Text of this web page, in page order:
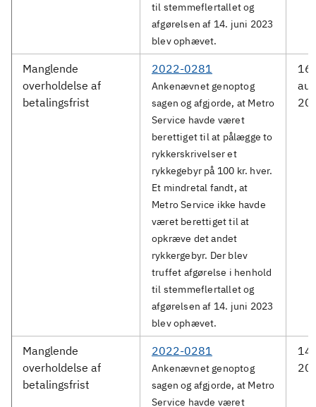
til stemmeflertallet og
afgørelsen af 14. juni 2023
blev ophævet.
Manglende
overholdelse af
betalingsfrist
2022-0281
Ankenævnet genoptog
sagen og afgjorde, at Metro
Service havde været
berettiget til at pålægge to
rykkerskrivelser et
rykkegebyr på 100 kr. hver.
Et mindretal fandt, at
Metro Service ikke havde
været berettiget til at
opkræve det andet
rykkergebyr. Der blev
truffet afgørelse i henhold
til stemmeflertallet og
afgørelsen af 14. juni 2023
blev ophævet.
16.
Manglende
overholdelse af
betalingsfrist
2022-0281
Ankenævnet genoptog
sagen og afgjorde, at Metro
Service havde været